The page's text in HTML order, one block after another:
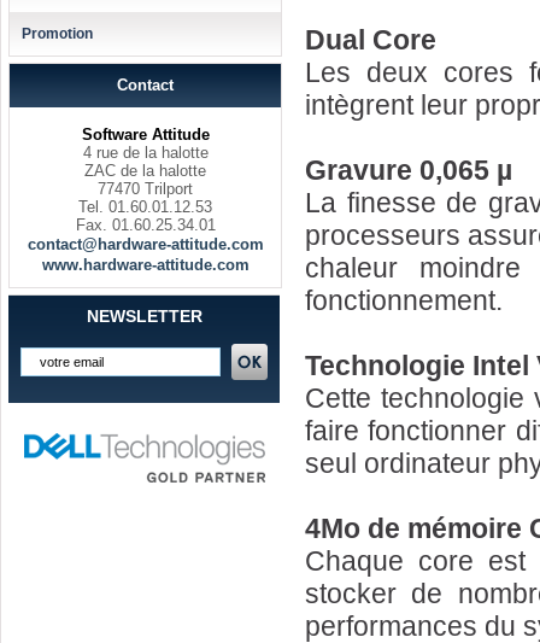
Promotion
Contact
Software Attitude
4 rue de la halotte
ZAC de la halotte
77470 Trilport
Tel. 01.60.01.12.53
Fax. 01.60.25.34.01
contact@hardware-attitude.com
www.hardware-attitude.com
NEWSLETTER
Dual Core
Les deux cores
intègrent leur
Gravure 0,065 µ
La finesse de
processeurs
chaleur
fonctionnement.
Technologie
Cette
faire fonctionner
seul ordinateur
4Mo de mémoire
Chaque core est
stocker de
performances du